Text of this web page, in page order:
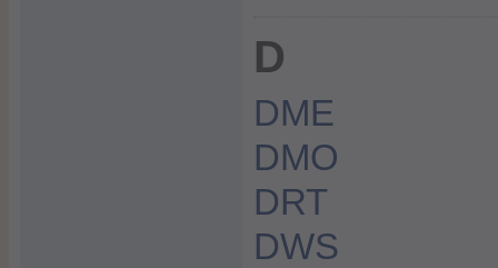
D
DME
DMO
DRT
DWS